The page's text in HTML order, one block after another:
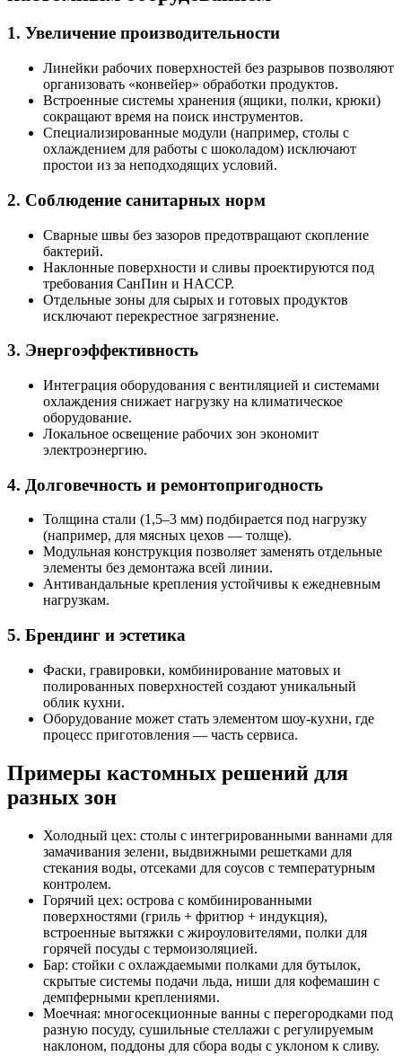
1. Увеличение производительности
Линейки рабочих поверхностей без разрывов позволяют
организовать «конвейер» обработки продуктов.
Встроенные системы хранения (ящики, полки, крюки)
сокращают время на поиск инструментов.
Специализированные модули (например, столы с
охлаждением для работы с шоколадом) исключают
простои из за неподходящих условий.
2. Соблюдение санитарных норм
Сварные швы без зазоров предотвращают скопление
бактерий.
Наклонные поверхности и сливы проектируются под
требования СанПин и HACCP.
Отдельные зоны для сырых и готовых продуктов
исключают перекрестное загрязнение.
3. Энергоэффективность
Интеграция оборудования с вентиляцией и системами
охлаждения снижает нагрузку на климатическое
оборудование.
Локальное освещение рабочих зон экономит
электроэнергию.
4. Долговечность и ремонтопригодность
Толщина стали (1,5–3 мм) подбирается под нагрузку
(например, для мясных цехов — толще).
Модульная конструкция позволяет заменять отдельные
элементы без демонтажа всей линии.
Антивандальные крепления устойчивы к ежедневным
нагрузкам.
5. Брендинг и эстетика
Фаски, гравировки, комбинирование матовых и
полированных поверхностей создают уникальный
облик кухни.
Оборудование может стать элементом шоу-кухни, где
процесс приготовления — часть сервиса.
Примеры кастомных решений для
разных зон
Холодный цех: столы с интегрированными ваннами для
замачивания зелени, выдвижными решетками для
стекания воды, отсеками для соусов с температурным
контролем.
Горячий цех: острова с комбинированными
поверхностями (гриль + фритюр + индукция),
встроенные вытяжки с жироуловителями, полки для
горячей посуды с термоизоляцией.
Бар: стойки с охлаждаемыми полками для бутылок,
скрытые системы подачи льда, ниши для кофемашин с
демпферными креплениями.
Моечная: многосекционные ванны с перегородками под
разную посуду, сушильные стеллажи с регулируемым
наклоном, поддоны для сбора воды с уклоном к сливу.